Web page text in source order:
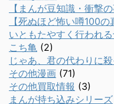
【まんが豆知識・衝撃の
【死ぬほど怖い噂100の
いともたやすく行われ
こち亀 (2)
じゃあ、君の代わりに
その他漫画 (71)
その他買取情報 (3)
まんが持ち込みシリーズ